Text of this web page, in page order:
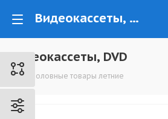
Видеокассеты, DVD - www.kovrovec.ru
Видеокассеты, DVD
Рыболовные товары летние